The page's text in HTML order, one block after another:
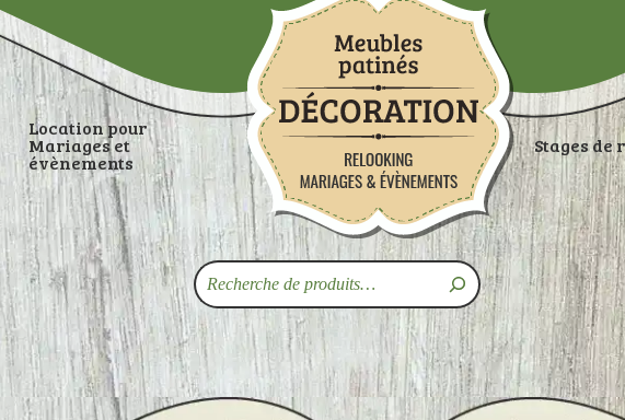
Location pour
Mariages et
évènements
Stages de
DÉCORATION RANGEMENTS TABLES ASSISES
Recherche